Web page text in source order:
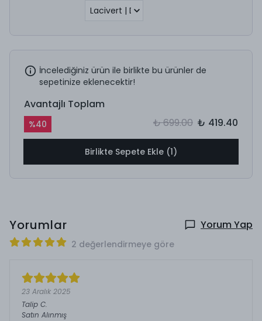
İncelediğiniz ürün ile birlikte bu ürünler de
sepetinize eklenecektir!
Avantajlı Toplam
%40 ₺ 699.00 ₺ 419.40
Birlikte Sepete Ekle (1)
Yorumlar Yorum Yap
2 değerlendirmeye göre
23 Aralık 2025
Talip C.
Satın Alınmış